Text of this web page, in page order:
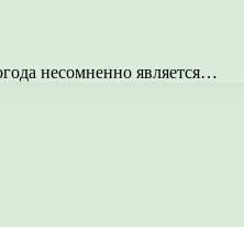
несомненно является…